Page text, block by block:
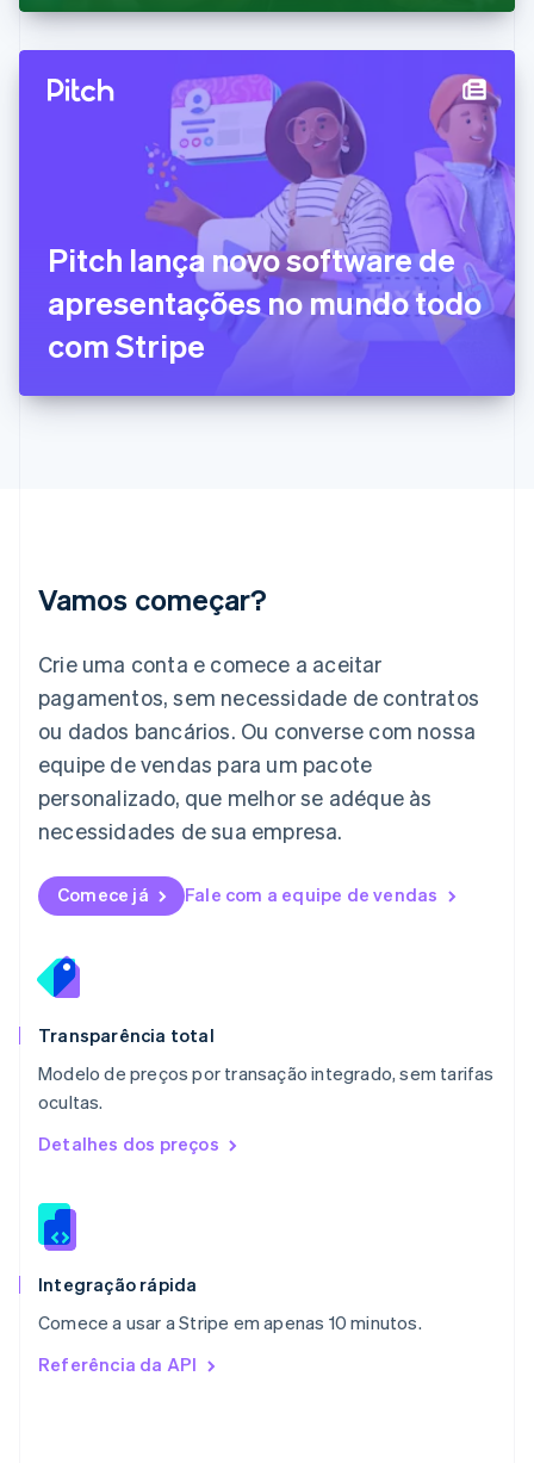
Pitch lança novo software de
apresentações no mundo todo
com Stripe
Vamos começar?
Crie uma conta e comece a aceitar
pagamentos, sem necessidade de contratos
ou dados bancários. Ou converse com nossa
equipe de vendas para um pacote
personalizado, que melhor se adéque às
necessidades de sua empresa.
Comece já Fale com a equipe de vendas
Transparência total
Modelo de preços por transação integrado, sem tarifas
ocultas.
Detalhes dos preços
Integração rápida
Comece a usar a Stripe em apenas 10 minutos.
Referência da API
EnglishItaliano
Espanha
Estados Unidos
简体中文
Svenska
Français English
English
Grécia
English
English
日本語English
Liechtenstein
DeutschEnglish
Lituânia
English
Luxemburgo
FrançaisDeutsch English
English简体中文
English
México
Noruega
English
English
NederlandsEnglish
Polônia
English
RAE de Hong Kong, China
Reino Unido
English
English
English